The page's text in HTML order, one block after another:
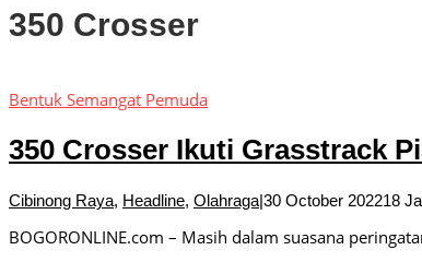
350 Crosser
Bentuk Semangat Pemuda
350 Crosser Ikuti Grasstrack
Cibinong Raya, Headline, Olahraga|30 October 202218
BOGORONLINE.com – Masih dalam suasana